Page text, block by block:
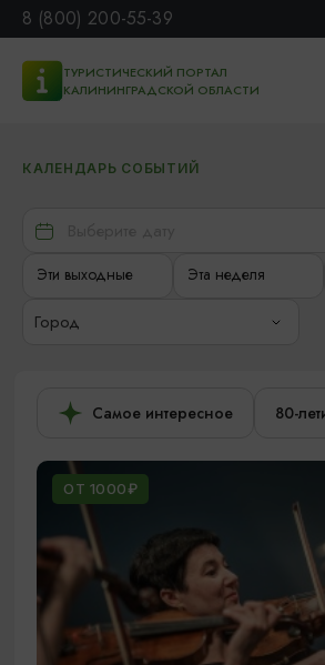
8 (800) 200-55-39
ТУРИСТИЧЕСКИЙ ПОРТАЛ
КАЛИНИНГРАДСКОЙ ОБЛАСТИ
КАЛЕНДАРЬ СОБЫТИЙ
Эти выходные Эта неделя
Город
Самое интересное 80-
ОТ 1000₽